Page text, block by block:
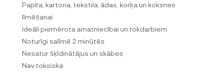
Papīra, kartona, tekstila, ādas, korķa un koksnes
līmēšanai
Ideāli piemērota amatniecībai un rokdarbiem
Noturīgi salīmē 2 minūtēs
Nesatur šķīdinātājus un skābes
Nav toksiska